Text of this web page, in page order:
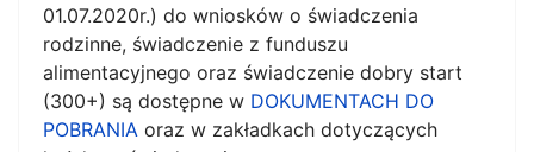
01.07.2020r.) do wniosków o świadczenia
rodzinne, świadczenie z funduszu
alimentacyjnego oraz świadczenie dobry start
(300+) są dostępne w DOKUMENTACH DO
POBRANIA oraz w zakładkach dotyczących